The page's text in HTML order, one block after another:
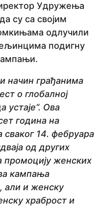
Удружења
су са својим
одлучили
подигну
начин грађанима
о глобалној
устаје“. Ова
година на
14. фебруара
од других
промоцију женских
кампања
али и женску
храброст и